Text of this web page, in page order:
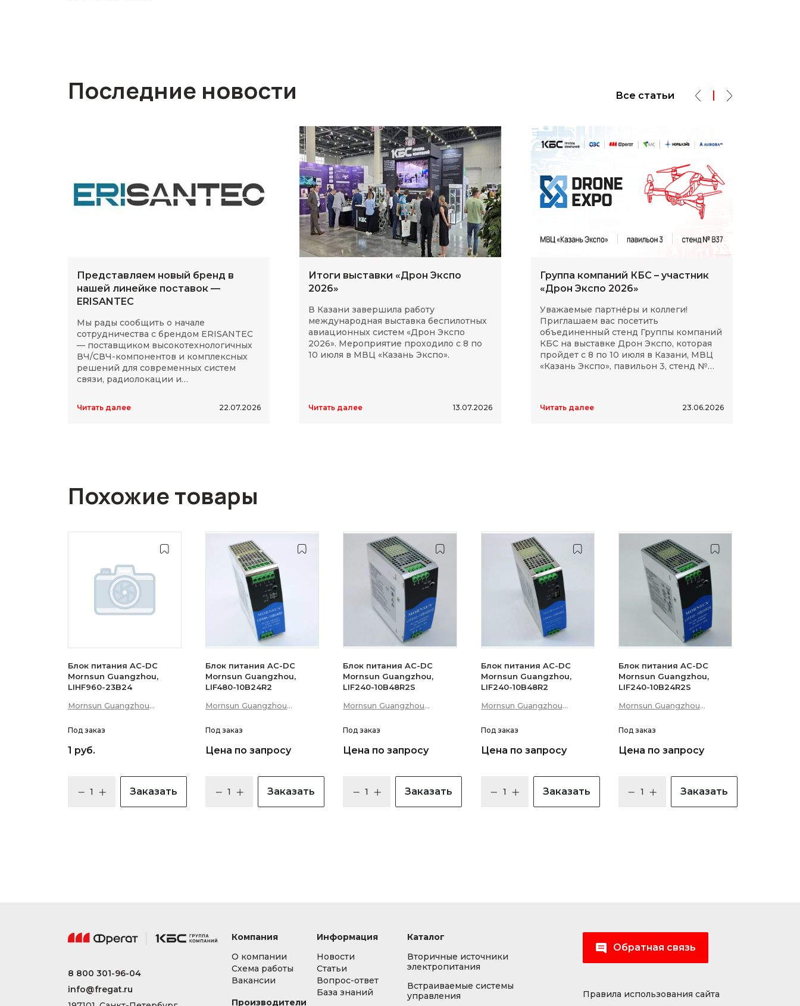
Последние новости Все статьи
Представляем новый бренд в
нашей линейке поставок —
ERISANTEC
Мы рады сообщить о начале
сотрудничества с брендом ERISANTEC
— поставщиком высокотехнологичных
ВЧ/СВЧ-компонентов и комплексных
решений для современных систем
связи, радиолокации и
Читать далее 22.07.2026
Итоги выставки «Дрон Экспо
2026»
В Казани завершила работу
международная выставка беспилотных
авиационных систем «Дрон Экспо
2026». Мероприятие проходило с 8 по
10 июля в МВЦ «Казань Экспо».
Читать далее 13.07.2026
Группа компаний КБС – участник
«Дрон Экспо 2026»
Уважаемые партнёры и коллеги!
Приглашаем вас посетить
объединенный стенд Группы компаний
КБС на выставке Дрон Экспо, которая
пройдет с 8 по 10 июля в Казани, МВЦ
«Казань Экспо», павильон 3, стенд №
Читать далее 23.06.2026
Похожие товары
Блок питания AC-DC
Mornsun Guangzhou,
LIHF960-23B24
Mornsun Guangzhou
Co., Ltd
Под заказ
1 руб.
Заказать
Блок питания AC-DC
Mornsun Guangzhou,
LIF480-10B24R2
Mornsun Guangzhou
Co., Ltd
Под заказ
Цена по запросу
Заказать
Блок питания AC-DC
Mornsun Guangzhou,
LIF240-10B48R2S
Mornsun Guangzhou
Co., Ltd
Под заказ
Цена по запросу
Заказать
Блок питания AC-DC
Mornsun Guangzhou,
LIF240-10B48R2
Mornsun Guangzhou
Co., Ltd
Под заказ
Цена по запросу
Заказать
Блок питания AC-DC
Mornsun Guangzhou,
LIF240-10B24R2S
Mornsun Guangzhou
Co., Ltd
Под заказ
Цена по запросу
Заказать
8 800 301-96-04
info@fregat.ru
Компания
О компании
Схема работы
Вакансии
Производители
Информация
Новости
Статьи
Вопрос-ответ
База знаний
Каталог
Вторичные источники
электропитания
Встраиваемые системы
управления
Обратная связь
Правила использования сайта